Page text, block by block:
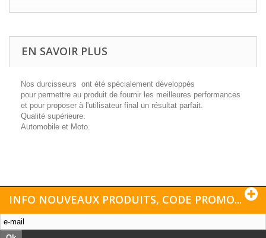
EN SAVOIR PLUS
Nos durcisseurs ont été spécialement développés
pour permettre au produit de fournir les meilleures performances
et pour proposer à l'utilisateur final un résultat parfait.
Qualité supérieure.
Automobile et Moto.
INFO NOUVEAUX PRODUITS, CODE PROMO...